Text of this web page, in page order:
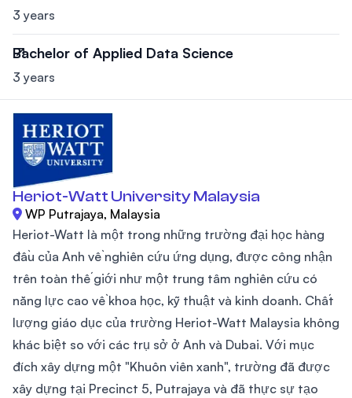
3 years
Bachelor of Applied Data Science
3 years
Heriot-Watt University Malaysia
WP Putrajaya, Malaysia
Heriot-Watt là một trong những trường đại học hàng
đầu của Anh về nghiên cứu ứng dụng, được công nhận
trên toàn thế giới như một trung tâm nghiên cứu có
năng lực cao về khoa học, kỹ thuật và kinh doanh. Chất
lượng giáo dục của trường Heriot-Watt Malaysia không
khác biệt so với các trụ sở ở Anh và Dubai. Với mục
đích xây dựng một "Khuôn viên xanh", trường đã được
xây dựng tại Precinct 5, Putrajaya và đã thực sự tạo